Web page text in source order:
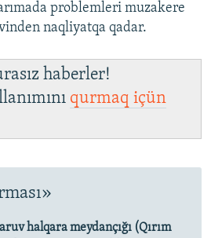
problemleri muzakere
naqliyatqa qadar.
haberler!
qurmaq içün
halqara meydançığı (Qırım